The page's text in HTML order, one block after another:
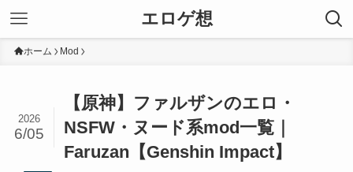
エロゲ想
ホーム Mod
【原神】ファルザンのエロ・
NSFW・ヌード系mod一覧｜
Faruzan【Genshin Impact】
2026
6/05